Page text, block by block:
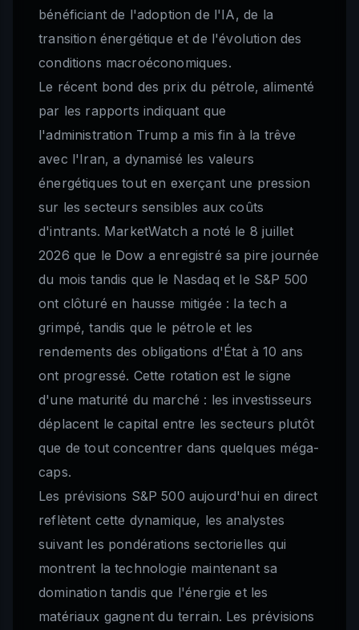
bénéficiant de l'adoption de l'IA, de la
transition énergétique et de l'évolution des
conditions macroéconomiques.
Le récent bond des prix du pétrole, alimenté
par les rapports indiquant que
l'administration Trump a mis fin à la trêve
avec l'Iran, a dynamisé les valeurs
énergétiques tout en exerçant une pression
sur les secteurs sensibles aux coûts
d'intrants. MarketWatch a noté le 8 juillet
2026 que le Dow a enregistré sa pire journée
du mois tandis que le Nasdaq et le S&P 500
ont clôturé en hausse mitigée : la tech a
grimpé, tandis que le pétrole et les
rendements des obligations d'État à 10 ans
ont progressé. Cette rotation est le signe
d'une maturité du marché : les investisseurs
déplacent le capital entre les secteurs plutôt
que de tout concentrer dans quelques méga-
caps.
Les prévisions S&P 500 aujourd'hui en direct
reflètent cette dynamique, les analystes
suivant les pondérations sectorielles qui
montrent la technologie maintenant sa
domination tandis que l'énergie et les
matériaux gagnent du terrain. Les prévisions